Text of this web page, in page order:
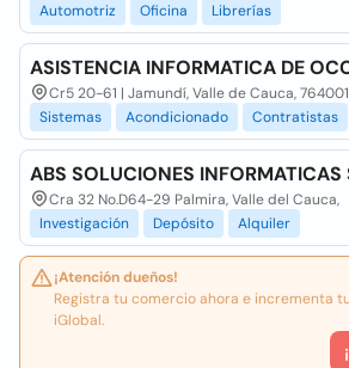
Automotriz
Oficina Librerías
ASISTENCIA INFORMATICA DE
Cr5 20-61 | Jamundí, Valle de Cauca, 764001
Sistemas
Acondicionado Contratistas
ABS SOLUCIONES INFORMATICAS
Cra 32 No.D64-29 Palmira, Valle del Cauca,
Investigación
Depósito Alquiler
¡Atención dueños!
Registra tu comercio ahora e incrementa
iGlobal.